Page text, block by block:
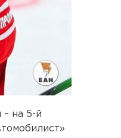
– на 5-й